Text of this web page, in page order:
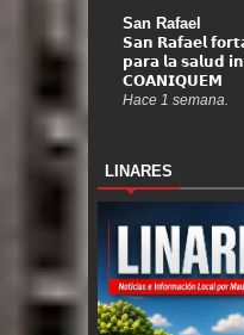
San Rafael
𝗦𝗮𝗻 𝗥𝗮𝗳𝗮𝗲𝗹
𝗽𝗮𝗿𝗮 𝗹𝗮 𝘀𝗮𝗹𝘂𝗱
𝗖𝗢𝗔𝗡𝗜𝗤𝗨𝗘𝗠
Hace 1 semana.
LINARES